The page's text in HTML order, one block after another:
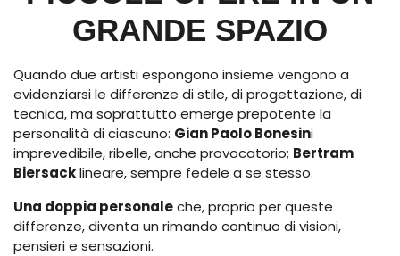
GRANDE SPAZIO
Quando due artisti espongono insieme vengono a
evidenziarsi le differenze di stile, di progettazione, di
tecnica, ma soprattutto emerge prepotente la
personalità di ciascuno: Gian Paolo Bonesini
imprevedibile, ribelle, anche provocatorio; Bertram
Biersacklineare, sempre fedele a se stesso.
Una doppia personaleche, proprio per queste
differenze, diventa un rimando continuo di visioni,
pensieri e sensazioni.